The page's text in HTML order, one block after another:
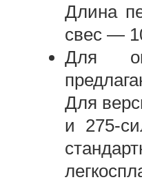
Длина
свес —
Для
Для
и 275-